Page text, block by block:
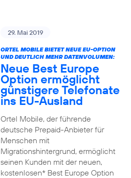
29. Mai 2019
ORTEL MOBILE BIETET NEUE EU-OPTION
UND DEUTLICH MEHR DATENVOLUMEN:
Neue Best Europe
Option ermöglicht
günstigere Telefonate
ins EU-Ausland
Ortel Mobile, der führende
deutsche Prepaid-Anbieter für
Menschen mit
Migrationshintergrund, ermöglicht
seinen Kunden mit der neuen,
kostenlosen* Best Europe Option